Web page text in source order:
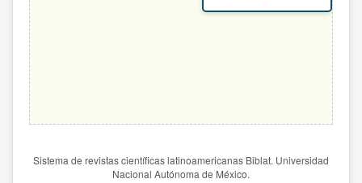
Sistema de revistas científicas latinoamericanas Biblat. Universidad
Nacional Autónoma de México.